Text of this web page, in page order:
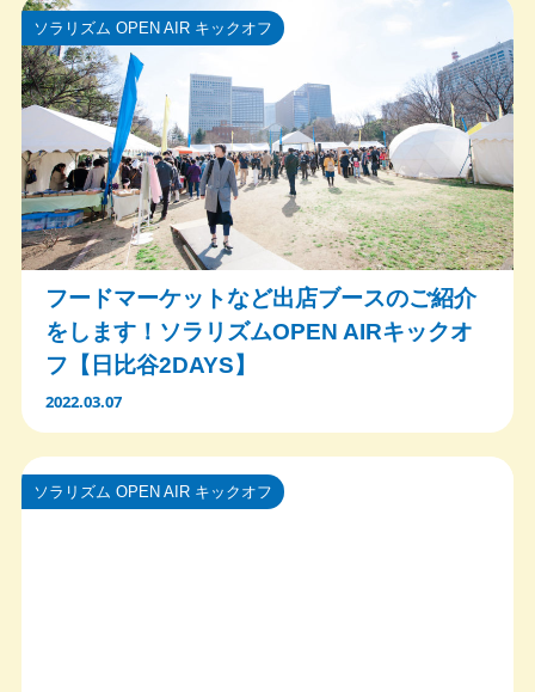
フードマーケットなど出店ブースのご紹介
をします！ソラリズムOPEN AIRキックオ
フ【日比谷2DAYS】
ソラリズム OPEN AIR キックオフ
2022.03.07
ソラリズム OPEN AIR キックオフ